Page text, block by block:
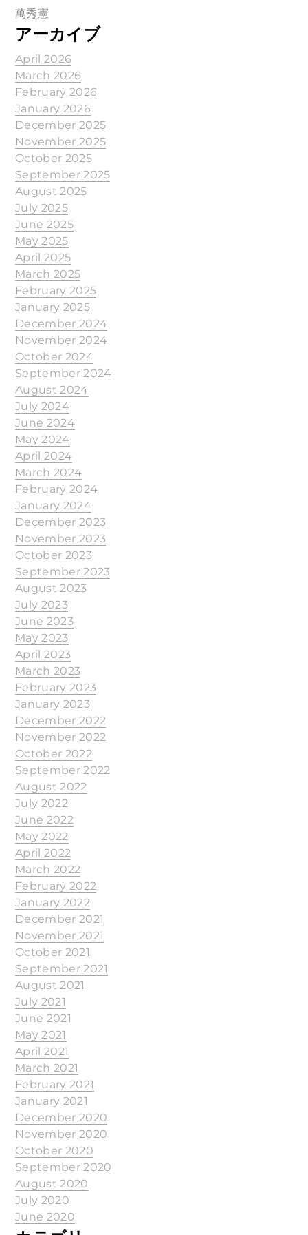
萬秀憲
アーカイブ
April 2026
March 2026
February 2026
January 2026
December 2025
November 2025
October 2025
September 2025
August 2025
July 2025
June 2025
May 2025
April 2025
March 2025
February 2025
January 2025
December 2024
November 2024
October 2024
September 2024
August 2024
July 2024
June 2024
May 2024
April 2024
March 2024
February 2024
January 2024
December 2023
November 2023
October 2023
September 2023
August 2023
July 2023
June 2023
May 2023
April 2023
March 2023
February 2023
January 2023
December 2022
November 2022
October 2022
September 2022
August 2022
July 2022
June 2022
May 2022
April 2022
March 2022
February 2022
January 2022
December 2021
November 2021
October 2021
September 2021
August 2021
July 2021
June 2021
May 2021
April 2021
March 2021
February 2021
January 2021
December 2020
November 2020
October 2020
September 2020
August 2020
July 2020
June 2020